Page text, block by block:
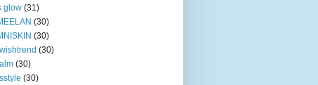
glow (31)
(30)
(30)
(30)
(30)
(30)